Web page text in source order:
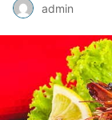
admin